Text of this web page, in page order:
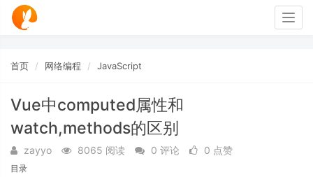
首页 网络编程 JavaScript
Vue中computed属性和
watch,methods的区别
zayyo 8065 阅读 0 评论 0 点赞
目录